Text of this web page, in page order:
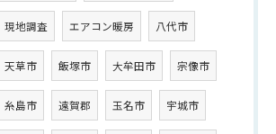
現地調査 エアコン暖房 八代市
天草市 飯塚市 大牟田市 宗像市
糸島市 遠賀郡 玉名市 宇城市